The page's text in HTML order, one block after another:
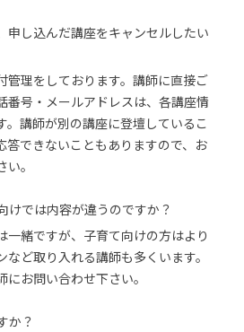
申し込んだ講座をキャンセルしたい
管理をしております。講師に直接ご
番号・メールアドレスは、各講座情
。講師が別の講座に登壇しているこ
答できないこともありますので、お
。
けでは内容が違うのですか？
一緒ですが、子育て向けの方はより
ど取り入れる講師も多くいます。
お問い合わせ下さい。
か？